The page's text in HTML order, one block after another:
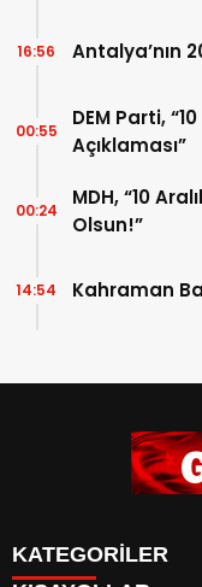
Antalya’nın
16:56
DEM Parti,
Açıklaması”
00:55
MDH, “10
Olsun!”
00:24
Kahraman
14:54
KATEGORİLER